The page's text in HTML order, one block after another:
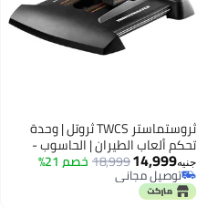
ثروستماستر TWCS ثروتل | وحدة
تحكم ألعاب الطيران | الحاسوب -
SOL-R 6
جنيه14,999
18,999خصم 21%
توصيل مجاني
توصيل مجاني